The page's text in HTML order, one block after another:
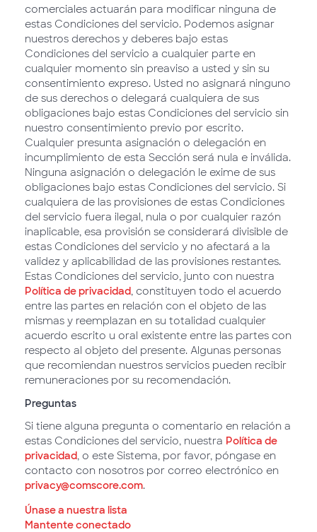
comerciales actuarán para modificar ninguna de
estas Condiciones del servicio. Podemos asignar
nuestros derechos y deberes bajo estas
Condiciones del servicio a cualquier parte en
cualquier momento sin preaviso a usted y sin su
consentimiento expreso. Usted no asignará ninguno
de sus derechos o delegará cualquiera de sus
obligaciones bajo estas Condiciones del servicio sin
nuestro consentimiento previo por escrito.
Cualquier presunta asignación o delegación en
incumplimiento de esta Sección será nula e inválida.
Ninguna asignación o delegación le exime de sus
obligaciones bajo estas Condiciones del servicio. Si
cualquiera de las provisiones de estas Condiciones
del servicio fuera ilegal, nula o por cualquier razón
inaplicable, esa provisión se considerará divisible de
estas Condiciones del servicio y no afectará a la
validez y aplicabilidad de las provisiones restantes.
Estas Condiciones del servicio, junto con nuestra
Política de privacidad, constituyen todo el acuerdo
entre las partes en relación con el objeto de las
mismas y reemplazan en su totalidad cualquier
acuerdo escrito u oral existente entre las partes con
respecto al objeto del presente. Algunas personas
que recomiendan nuestros servicios pueden recibir
remuneraciones por su recomendación.
Preguntas
Si tiene alguna pregunta o comentario en relación a
estas Condiciones del servicio, nuestra Política de
privacidad, o este Sistema, por favor, póngase en
contacto con nosotros por correo electrónico en
privacy@comscore.com.
Únase a nuestra lista
Mantente conectado